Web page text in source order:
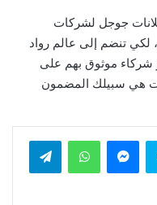
جوجل لشركات
لكي تنضم إلى عالم رواد
شركاء موثوق بهم على
هي سبيلك المضمون
سكايب ماسنجر واتساب تيلقرام
البريد